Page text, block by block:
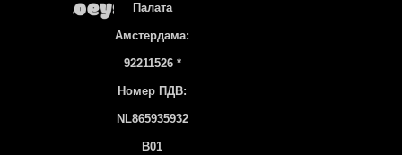
Палата
Амстердама:
92211526 *
Номер ПДВ:
NL865935932
B01